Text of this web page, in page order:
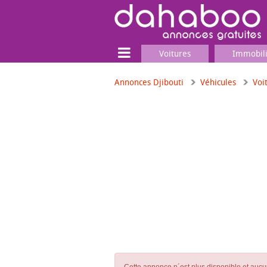
Voitures
Annonces Djibouti Véhicules